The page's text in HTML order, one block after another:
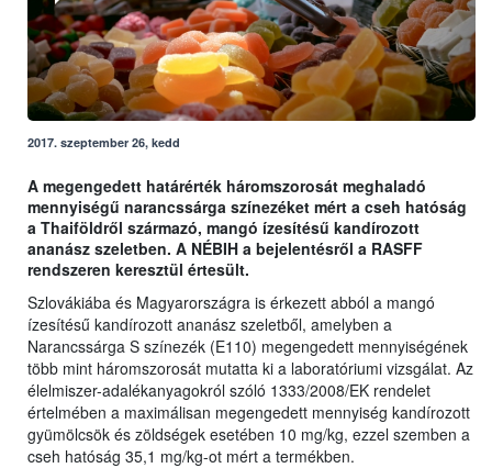
2017. szeptember 26, kedd
A megengedett határérték háromszorosát meghaladó
mennyiségű narancssárga színezéket mért a cseh hatóság
a Thaiföldről származó, mangó ízesítésű kandírozott
ananász szeletben. A NÉBIH a bejelentésről a RASFF
rendszeren keresztül értesült.
Szlovákiába és Magyarországra is érkezett abból a mangó
ízesítésű kandírozott ananász szeletből, amelyben a
Narancssárga S színezék (E110) megengedett mennyiségének
több mint háromszorosát mutatta ki a laboratóriumi vizsgálat. Az
élelmiszer-adalékanyagokról szóló 1333/2008/EK rendelet
értelmében a maximálisan megengedett mennyiség kandírozott
gyümölcsök és zöldségek esetében 10 mg/kg, ezzel szemben a
cseh hatóság 35,1 mg/kg-ot mért a termékben.